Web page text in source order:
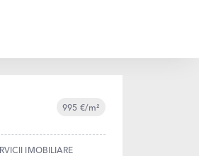
995 €/m²
IMOBILIARE